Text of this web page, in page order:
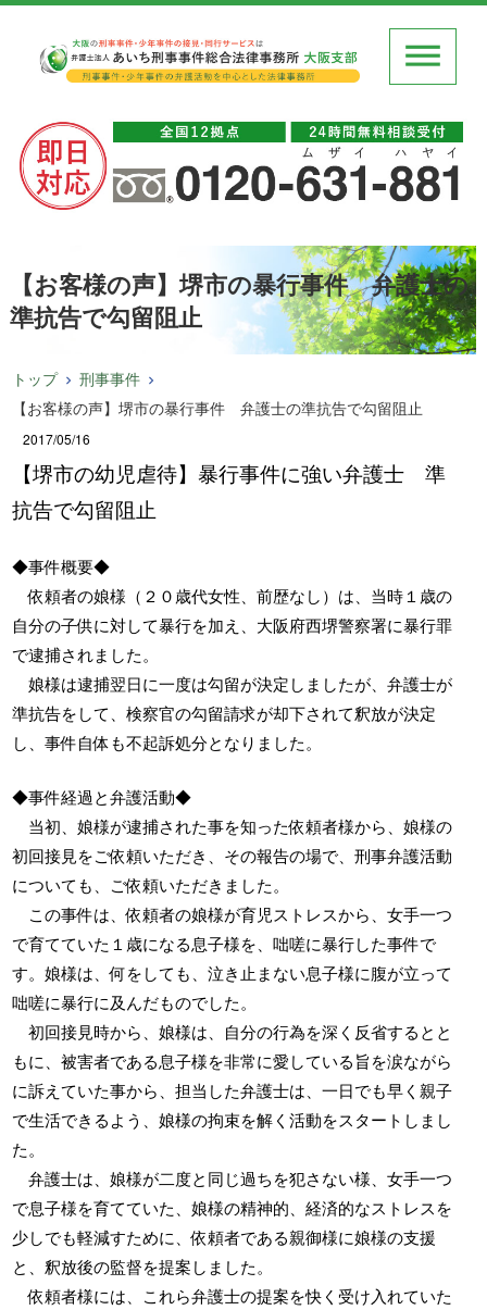
【お客様の声】堺市の暴行事件 弁護士の
準抗告で勾留阻止
トップ
刑事事件
【お客様の声】堺市の暴行事件 弁護士の準抗告で勾留阻止
2017/05/16
【堺市の幼児虐待】暴行事件に強い弁護士 準
抗告で勾留阻止
◆事件概要◆
依頼者の娘様（２０歳代女性、前歴なし）は、当時１歳の
自分の子供に対して暴行を加え、大阪府西堺警察署に暴行罪
で逮捕されました。
娘様は逮捕翌日に一度は勾留が決定しましたが、弁護士が
準抗告をして、検察官の勾留請求が却下されて釈放が決定
し、事件自体も不起訴処分となりました。
◆事件経過と弁護活動◆
当初、娘様が逮捕された事を知った依頼者様から、娘様の
初回接見をご依頼いただき、その報告の場で、刑事弁護活動
についても、ご依頼いただきました。
この事件は、依頼者の娘様が育児ストレスから、女手一つ
で育てていた１歳になる息子様を、咄嗟に暴行した事件で
す。娘様は、何をしても、泣き止まない息子様に腹が立って
咄嗟に暴行に及んだものでした。
初回接見時から、娘様は、自分の行為を深く反省するとと
もに、被害者である息子様を非常に愛している旨を涙ながら
に訴えていた事から、担当した弁護士は、一日でも早く親子
で生活できるよう、娘様の拘束を解く活動をスタートしまし
た。
弁護士は、娘様が二度と同じ過ちを犯さない様、女手一つ
で息子様を育てていた、娘様の精神的、経済的なストレスを
少しでも軽減すために、依頼者である親御様に娘様の支援
と、釈放後の監督を提案しました。
依頼者様には、これら弁護士の提案を快く受け入れていた